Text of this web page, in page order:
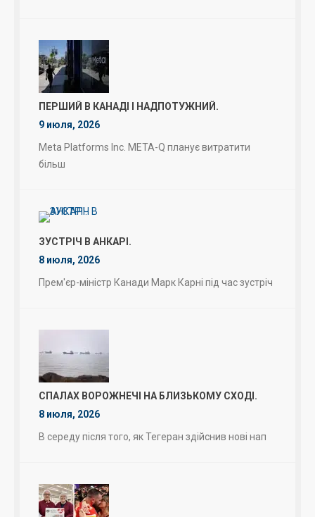
ПЕРШИЙ В КАНАДІ І НАДПОТУЖНИЙ.
9 июля, 2026
Meta Platforms Inc. META-Q планує витратити
більш
ЗУСТРІЧ В АНКАРІ.
8 июля, 2026
Прем'єр-міністр Канади Марк Карні під час зустріч
СПАЛАХ ВОРОЖНЕЧІ НА БЛИЗЬКОМУ СХОДІ.
8 июля, 2026
В середу після того, як Тегеран здійснив нові нап